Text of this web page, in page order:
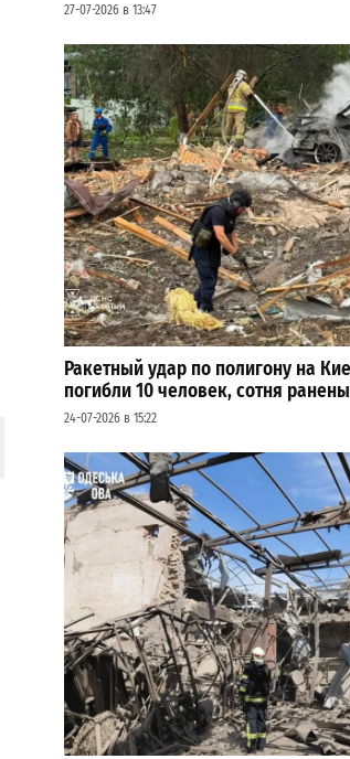
27-07-2026 в 13:47
Ракетный удар по полигону на
погибли 10 человек, сотня
24-07-2026 в 15:22